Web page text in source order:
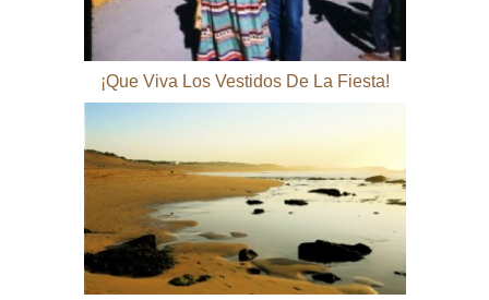
¡Que Viva Los Vestidos De La Fiesta!